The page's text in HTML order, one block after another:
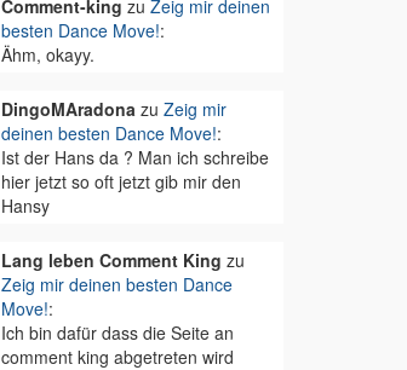
Comment-king zu Zeig mir deinen
besten Dance Move!:
Ähm, okayy.
DingoMAradonazu Zeig mir
deinen besten Dance Move!:
Ist der Hans da ? Man ich schreibe
hier jetzt so oft jetzt gib mir den
Hansy
Lang leben Comment King zu
Zeig mir deinen besten Dance
Move!:
Ich bin dafür dass die Seite an
comment king abgetreten wird